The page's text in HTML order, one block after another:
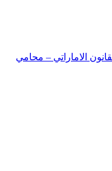
الاماراتي – محامي